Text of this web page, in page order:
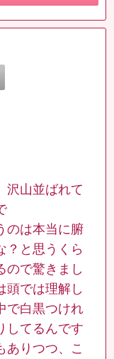
沢山並ばれて
のは本当に腑
？と思うくら
ので驚きまし
頭では理解し
で白黒つけれ
してるんです
ありつつ、こ